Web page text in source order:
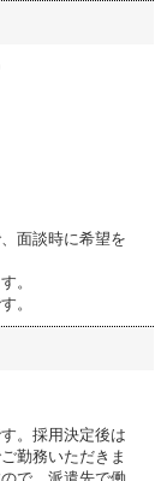
面談時に希望を
。
。
。採用決定後は
勤務いただきま